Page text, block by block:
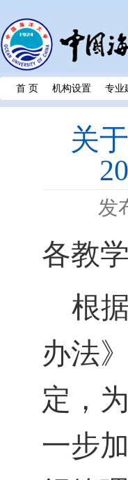
首 页 机构设置 专业
关
发
各教
根
办法
定，为
一步